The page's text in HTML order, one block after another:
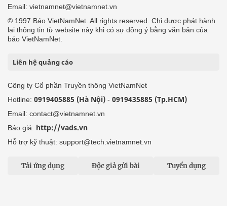
Email: vietnamnet@vietnamnet.vn
© 1997 Báo VietNamNet. All rights reserved. Chỉ được phát hành
lại thông tin từ website này khi có sự đồng ý bằng văn bản của
báo VietNamNet.
Liên hệ quảng cáo
Công ty Cổ phần Truyền thông VietNamNet
Hotline: 0919405885 (Hà Nội) - 0919435885 (Tp.HCM)
Email: contact@vietnamnet.vn
Báo giá: http://vads.vn
Hỗ trợ kỹ thuật: support@tech.vietnamnet.vn
Tải ứng dụng Độc giả gửi bài Tuyển dụng